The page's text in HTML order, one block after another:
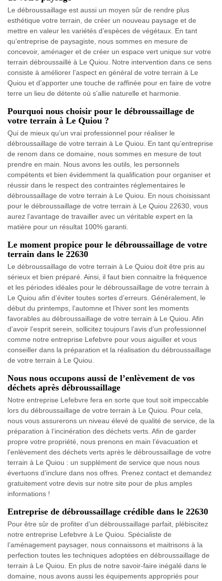
Le débroussaillage est aussi un moyen sûr de rendre plus
esthétique votre terrain, de créer un nouveau paysage et de
mettre en valeur les variétés d’espèces de végétaux. En tant
qu’entreprise de paysagiste, nous sommes en mesure de
concevoir, aménager et de créer un espace vert unique sur votre
terrain débroussaillé à Le Quiou. Notre intervention dans ce sens
consiste à améliorer l’aspect en général de votre terrain à Le
Quiou et d’apporter une touche de raffinée pour en faire de votre
terre un lieu de détente où s’allie naturelle et harmonie.
Pourquoi nous choisir pour le débroussaillage de
votre terrain à Le Quiou ?
Qui de mieux qu’un vrai professionnel pour réaliser le
débroussaillage de votre terrain à Le Quiou. En tant qu’entreprise
de renom dans ce domaine, nous sommes en mesure de tout
prendre en main. Nous avons les outils, les personnels
compétents et bien évidemment la qualification pour organiser et
réussir dans le respect des contraintes réglementaires le
débroussaillage de votre terrain à Le Quiou. En nous choisissant
pour le débroussaillage de votre terrain à Le Quiou 22630, vous
aurez l’avantage de travailler avec un véritable expert en la
matière pour un résultat 100% garanti.
Le moment propice pour le débroussaillage de votre
terrain dans le 22630
Le débroussaillage de votre terrain à Le Quiou doit être pris au
sérieux et bien préparé. Ainsi, il faut bien connaitre la fréquence
et les périodes idéales pour le débroussaillage de votre terrain à
Le Quiou afin d’éviter toutes sortes d’erreurs. Généralement, le
début du printemps, l’automne et l’hiver sont les moments
favorables au débroussaillage de votre terrain à Le Quiou. Afin
d’avoir l’esprit serein, sollicitez toujours l’avis d’un professionnel
comme notre entreprise Lefebvre pour vous aiguiller et vous
conseiller dans la préparation et la réalisation du débroussaillage
de votre terrain à Le Quiou.
Nous nous occupons aussi de l’enlèvement de vos
déchets après débroussaillage
Notre entreprise Lefebvre fera en sorte que tout soit impeccable
lors du débroussaillage de votre terrain à Le Quiou. Pour cela,
nous vous assurerons un niveau élevé de qualité de service, de la
préparation à l’incinération des déchets verts. Afin de garder
propre votre propriété, nous prenons en main l’évacuation et
l’enlèvement des déchets verts après le débroussaillage de votre
terrain à Le Quiou : un supplément de service que nous nous
évertuons d’inclure dans nos offres. Prenez contact et demandez
gratuitement votre devis sur notre site pour de plus amples
informations !
Entreprise de débroussaillage crédible dans le 22630
Pour être sûr de profiter d’un débroussaillage parfait, plébiscitez
notre entreprise Lefebvre à Le Quiou. Spécialiste de
l’aménagement paysager, nous connaissons et maitrisons à la
perfection toutes les techniques adoptées en débroussaillage de
terrain à Le Quiou. En plus de notre savoir-faire inégalé dans le
domaine, nous avons aussi les équipements appropriés pour